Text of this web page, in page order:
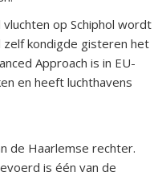
op Schiphol wordt
zelf kondigde gisteren het
Approach is in EU-
en heeft luchthavens
de Haarlemse rechter.
is één van de